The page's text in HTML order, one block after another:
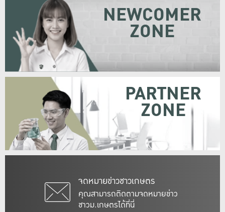
จดหมายข่าวชาวเกษตร
คุณสามารถติดตามจดหมายข่าว
ชาวม.เกษตรได้ที่นี่
NEWCOMER
ZONE
PARTNER
ZONE